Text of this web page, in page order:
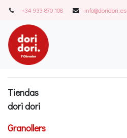
+34 933 870 108 info@doridori..es
Tiendas
dori dori
Granollers